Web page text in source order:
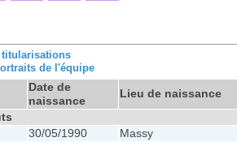
titularisations
de l'équipe
Date de
naissance
Lieu de naissance
30/05/1990 Massy